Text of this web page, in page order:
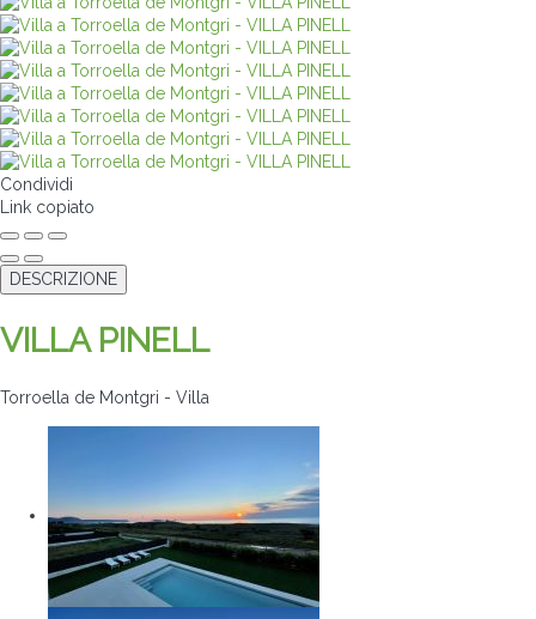
Condividi
Link copiato
DESCRIZIONE
VILLA PINELL
Torroella de Montgri - Villa